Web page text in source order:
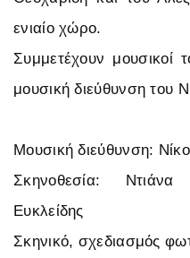
ενιαίο χώρο.
Συμμετέχουν
μουσική διεύθυνση του
Μουσική διεύθυνση:
Σκηνοθεσία: Ντιάνα
Ευκλείδης
Σκηνικό, σχεδιασμός